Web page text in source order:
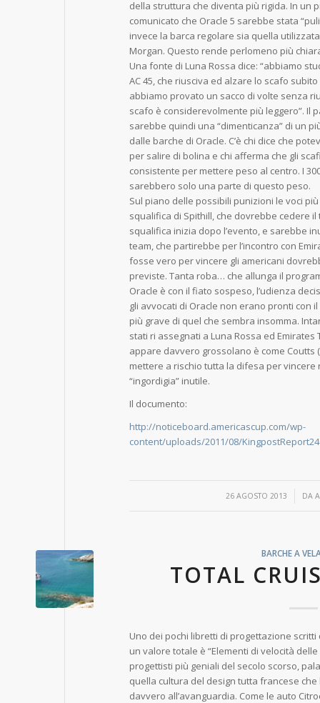
della struttura che diventa più rigida. In un
comunicato che Oracle 5 sarebbe stata
invece la barca regolare sia quella
Morgan. Questo rende perlomeno più
Una fonte di Luna Rossa dice: “abbiamo
AC 45, che riusciva ed alzare lo scafo
abbiamo provato un sacco di volte senza
scafo è considerevolmente più leggero”. Il
sarebbe quindi una “dimenticanza” di un
dalle barche di Oracle. C’è chi dice che
per salire di bolina e chi afferma che gli
consistente per mettere peso al centro. I
sarebbero solo una parte di questo peso.
Sul piano delle possibili punizioni le voci
squalifica di Spithill, che dovrebbe cedere
squalifica inizia dopo l’evento, e sarebbe
team, che partirebbe per l’incontro con
fosse vero per vincere gli americani
previste. Tanta roba… che allunga il
Oracle è con il fiato sospeso, l’udienza
gli avvocati di Oracle non erano pronti con
più grave di quel che sembra insomma.
stati ri assegnati a Luna Rossa ed Emirates
appare davvero grossolano è come Coutts
mettere a rischio tutta la difesa per vincere
“ingordigia” inutile.
Il documento:
http://noticeboard.americascup.com/wp-
content/uploads/2011/08/
26 AGOSTO 2013
/ DA
BARCHE A
TOTAL
Uno dei pochi libretti di progettazione
un valore totale è “Elementi di velocità
progettisti più geniali del secolo scorso,
quella cultura del design tutta francese
davvero all’avanguardia. Come le auto